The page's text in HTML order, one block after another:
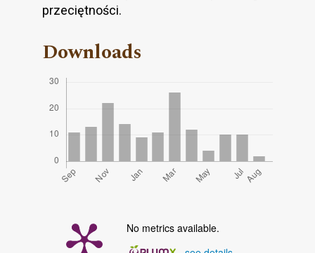
przeciętności.
Downloads
No metrics available.